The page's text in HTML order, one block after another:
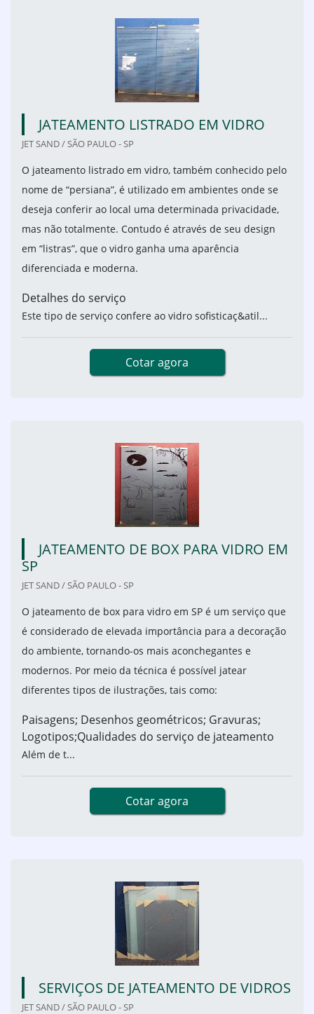
JATEAMENTO LISTRADO EM VIDRO
JET SAND / SÃO PAULO - SP
O jateamento listrado em vidro, também conhecido pelo
nome de “persiana”, é utilizado em ambientes onde se
deseja conferir ao local uma determinada privacidade,
mas não totalmente. Contudo é através de seu design
em “listras”, que o vidro ganha uma aparência
diferenciada e moderna.
Detalhes do serviço
Este tipo de serviço confere ao vidro sofisticaç&atil...
Cotar agora
JATEAMENTO DE BOX PARA VIDRO EM
SP
JET SAND / SÃO PAULO - SP
O jateamento de box para vidro em SP é um serviço que
é considerado de elevada importância para a decoração
do ambiente, tornando-os mais aconchegantes e
modernos. Por meio da técnica é possível jatear
diferentes tipos de ilustrações, tais como:
Paisagens; Desenhos geométricos; Gravuras;
Logotipos;Qualidades do serviço de jateamento
Além de t...
Cotar agora
SERVIÇOS DE JATEAMENTO DE VIDROS
JET SAND / SÃO PAULO - SP